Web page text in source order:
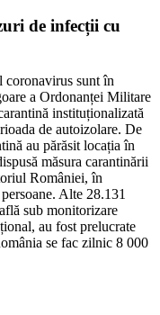
de infecții cu
coronavirus sunt în
a Ordonanței Militare
instituționalizată
de autoizolare. De
au părăsit locația în
măsura carantinării
României, în
Alte 28.131
sub monitorizare
au fost prelucrate
se fac zilnic 8 000